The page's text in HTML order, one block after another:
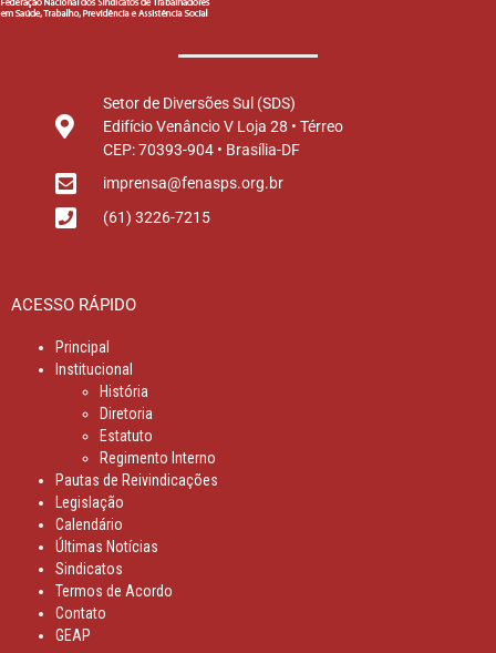
Setor de Diversões Sul (SDS)
Edifício Venâncio V Loja 28 • Térreo
CEP: 70393-904 • Brasília-DF
imprensa@fenasps.org.br
(61) 3226-7215
ACESSO RÁPIDO
Principal
Institucional
História
Diretoria
Estatuto
Regimento Interno
Pautas de Reivindicações
Legislação
Calendário
Últimas Notícias
Sindicatos
Termos de Acordo
Contato
GEAP